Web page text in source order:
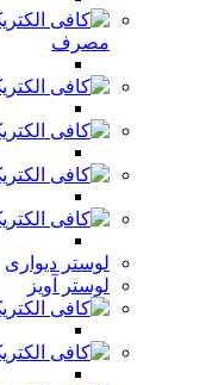
مصرف
لوستر دیواری
لوستر آویز